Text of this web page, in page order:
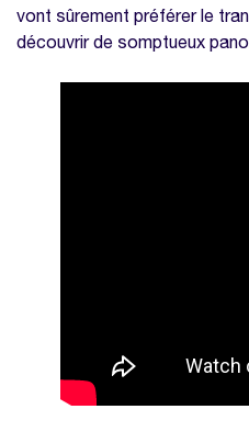
vont sûrement préférer le
découvrir de somptueux